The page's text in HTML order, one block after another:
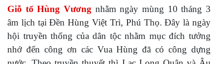
Giỗ tổ Hùng Vương nhằm ngày mùng 10 tháng 3
âm lịch tại Đền Hùng Việt Trì, Phú Thọ. Đây là ngày
hội truyền thống của dân tộc nhằm mục đích tưởng
nhớ đến công ơn các Vua Hùng đã có công dựng